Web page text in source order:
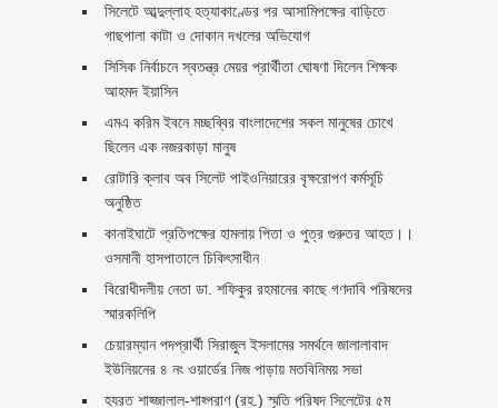
সিলেটে আব্দুল্লাহ হত্যাকাণ্ডের পর আসামিপক্ষের বাড়িতে
গাছপালা কাটা ও দোকান দখলের অভিযোগ
সিসিক নির্বাচনে স্বতন্ত্র মেয়র প্রার্থীতা ঘোষণা দিলেন শিক্ষক
আহমদ ইয়াসিন
এমএ করিম ইবনে মচ্ছব্বির বাংলাদেশের সকল মানুষের চোখে
ছিলেন এক নজরকাড়া মানুষ ‎
রোটারি ক্লাব অব সিলেট পাইওনিয়ারের বৃক্ষরোপণ কর্মসূচি
অনুষ্ঠিত
কানাইঘাটে প্রতিপক্ষের হামলায় পিতা ও পুত্র গুরুতর আহত।।
ওসমানী হাসপাতালে চিকিৎসাধীন
বিরোধীদলীয় নেতা ডা. শফিকুর রহমানের কাছে গণদাবি পরিষদের
স্মারকলিপি ‎
চেয়ারম্যান পদপ্রার্থী সিরাজুল ইসলামের সমর্থনে জালালাবাদ
ইউনিয়নের ৪ নং ওয়ার্ডের নিজ পাড়ায় মতবিনিময় সভা
হযরত শাহ্জালাল-শাহ্পরাণ (রহ.) স্মৃতি পরিষদ সিলেটের ৫ম